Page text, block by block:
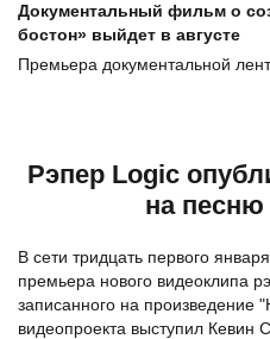
Документальный фильм о
бостон» выйдет в августе
Премьера документальной
Рэпер Logic
на
В сети тридцать первого
премьера нового видеоклипа
записанного на произведение
видеопроекта выступил Кевин